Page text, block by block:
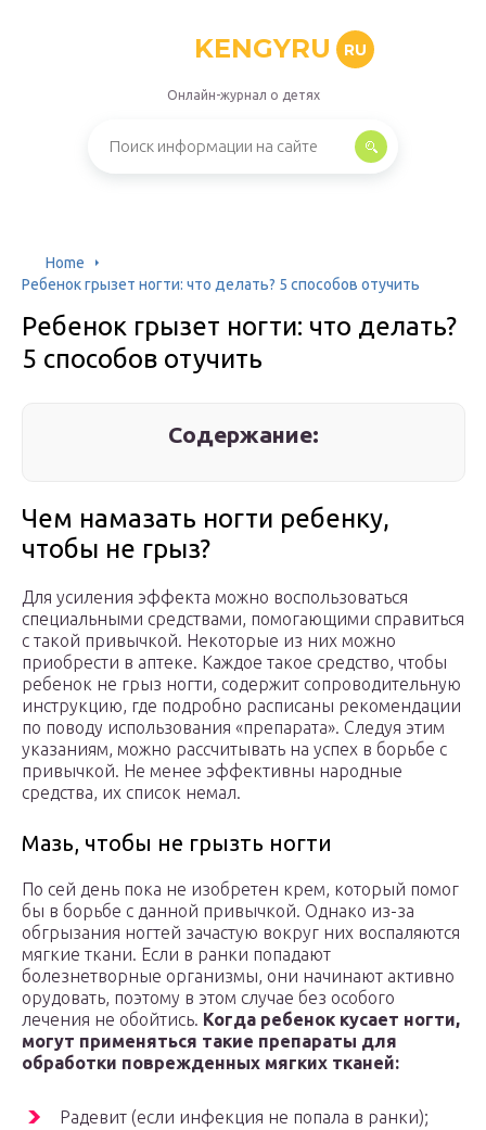
KENGYRU RU
Онлайн-журнал о детях
Home
Ребенок грызет ногти: что делать? 5 способов отучить
Ребенок грызет ногти: что делать?
5 способов отучить
Содержание:
Чем намазать ногти ребенку,
чтобы не грыз?
Для усиления эффекта можно воспользоваться
специальными средствами, помогающими справиться
с такой привычкой. Некоторые из них можно
приобрести в аптеке. Каждое такое средство, чтобы
ребенок не грыз ногти, содержит сопроводительную
инструкцию, где подробно расписаны рекомендации
по поводу использования «препарата». Следуя этим
указаниям, можно рассчитывать на успех в борьбе с
привычкой. Не менее эффективны народные
средства, их список немал.
Мазь, чтобы не грызть ногти
По сей день пока не изобретен крем, который помог
бы в борьбе с данной привычкой. Однако из-за
обгрызания ногтей зачастую вокруг них воспаляются
мягкие ткани. Если в ранки попадают
болезнетворные организмы, они начинают активно
орудовать, поэтому в этом случае без особого
лечения не обойтись. Когда ребенок кусает ногти,
могут применяться такие препараты для
обработки поврежденных мягких тканей:
Радевит (если инфекция не попала в ранки);